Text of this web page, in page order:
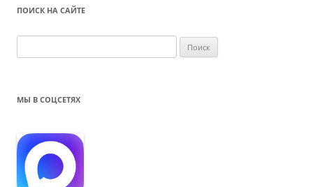
ПОИСК НА САЙТЕ
а
МЫ В СОЦСЕТЯХ